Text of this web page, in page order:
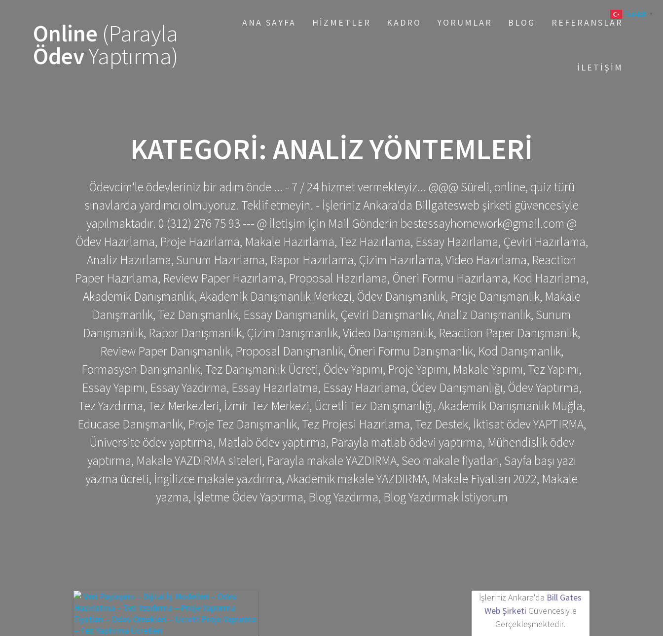
Online (Parayla
ÖdevYaptırma)
ANA SAYFA HIZMETLER KADRO YORUMLAR BLOG REFERANSLAR
İLETIŞIM
KATEGORI: ANALIZ YÖNTEMLERI
Ödevcim'le ödevleriniz bir adım önde ... - 7 / 24 hizmet vermekteyiz... @@@ Süreli, online, quiz türü
sınavlarda yardımcı olmuyoruz. Teklif etmeyin. - İşleriniz Ankara'da Billgatesweb şirketi güvencesiyle
yapılmaktadır. 0 (312) 276 75 93 --- @ İletişim İçin Mail Gönderin bestessayhomework@gmail.com @
Ödev Hazırlama, Proje Hazırlama, Makale Hazırlama, Tez Hazırlama, Essay Hazırlama, Çeviri Hazırlama,
Analiz Hazırlama, Sunum Hazırlama, Rapor Hazırlama, Çizim Hazırlama, Video Hazırlama, Reaction
Paper Hazırlama, Review Paper Hazırlama, Proposal Hazırlama, Öneri Formu Hazırlama, Kod Hazırlama,
Akademik Danışmanlık, Akademik Danışmanlık Merkezi, Ödev Danışmanlık, Proje Danışmanlık, Makale
Danışmanlık, Tez Danışmanlık, Essay Danışmanlık, Çeviri Danışmanlık, Analiz Danışmanlık, Sunum
Danışmanlık, Rapor Danışmanlık, Çizim Danışmanlık, Video Danışmanlık, Reaction Paper Danışmanlık,
Review Paper Danışmanlık, Proposal Danışmanlık, Öneri Formu Danışmanlık, Kod Danışmanlık,
Formasyon Danışmanlık, Tez Danışmanlık Ücreti, Ödev Yapımı, Proje Yapımı, Makale Yapımı, Tez Yapımı,
Essay Yapımı, Essay Yazdırma, Essay Hazırlatma, Essay Hazırlama, Ödev Danışmanlığı, Ödev Yaptırma,
Tez Yazdırma, Tez Merkezleri, İzmir Tez Merkezi, Ücretli Tez Danışmanlığı, Akademik Danışmanlık Muğla,
Educase Danışmanlık, Proje Tez Danışmanlık, Tez Projesi Hazırlama, Tez Destek, İktisat ödev YAPTIRMA,
Üniversite ödev yaptırma, Matlab ödev yaptırma, Parayla matlab ödevi yaptırma, Mühendislik ödev
yaptırma, Makale YAZDIRMA siteleri, Parayla makale YAZDIRMA, Seo makale fiyatları, Sayfa başı yazı
yazma ücreti, İngilizce makale yazdırma, Akademik makale YAZDIRMA, Makale Fiyatları 2022, Makale
yazma, İşletme Ödev Yaptırma, Blog Yazdırma, Blog Yazdırmak İstiyorum
İşleriniz Ankara'da Bill Gates
Web Şirketi Güvencesiyle
Gerçekleşmektedir.
Turkish ▼